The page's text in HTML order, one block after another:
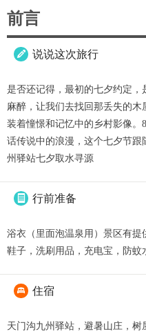
前言
 说说这次旅行
是否还记得，最初的七夕约定
麻醉，让我们去找回那丢失的
装着憧憬和记忆中的乡村影像
话传说中的浪漫，这个七夕节
州驿站七夕取水寻源
 行前准备
浴衣（里面泡温泉用）景区有提
鞋子，洗刷用品，充电宝，防蚊
 住宿
天门沟九州驿站，避暑山庄，